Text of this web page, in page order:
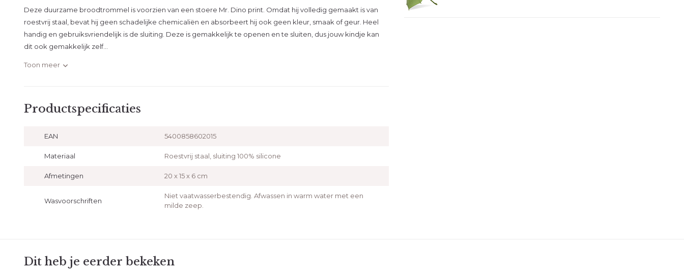
Deze duurzame broodtrommel is voorzien van een stoere Mr. Dino print. Omdat hij volledig gemaakt is van
roestvrij staal, bevat hij geen schadelijke chemicaliën en absorbeert hij ook geen kleur, smaak of geur. Heel
handig en gebruiksvriendelijk is de sluiting. Deze is gemakkelijk te openen en te sluiten, dus jouw kindje kan
dit ook gemakkelijk zelf...
Toon meer
Productspecificaties
EAN 5400858602015
Materiaal Roestvrij staal, sluiting 100% silicone
Afmetingen 20 x 15 x 6 cm
Wasvoorschriften
Niet vaatwasserbestendig. Afwassen in warm water met een
milde zeep.
Dit heb je eerder bekeken